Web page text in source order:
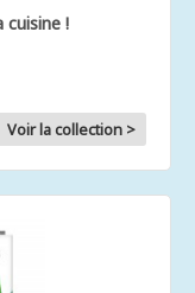
cuisine !
Voir la collection >